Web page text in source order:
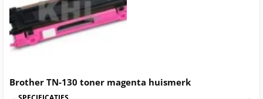
Brother TN-130 toner magenta huismerk